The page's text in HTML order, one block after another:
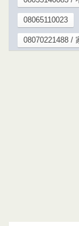
08065110023
08070221488 /